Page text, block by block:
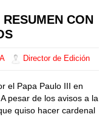
CON
Director de Edición
el Papa Paulo III en
pesar de los avisos a la
quiso hacer cardenal